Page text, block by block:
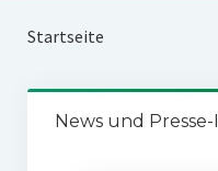
Startseite
News und